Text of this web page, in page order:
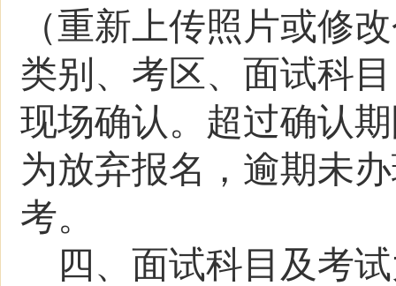
（重新上传照片或修
类别、考区、面试科
现场确认。超过确认
为放弃报名，逾期未
考。
四、面试科目及考